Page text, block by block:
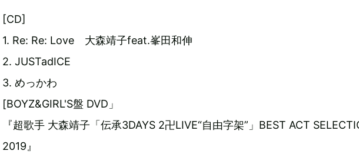
[CD]
1. Re: Re: Love 大森靖子feat.峯田和伸
2. JUSTadICE
3. めっかわ
[BOYZ&GIRL'S盤 DVD」
『超歌手 大森靖子「伝承3DAYS 2卍LIVE“自由字架”」BEST ACT
2019』